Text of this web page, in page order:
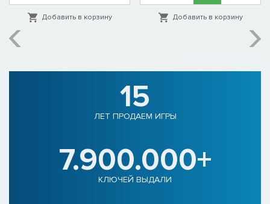
Добавить в корзину Добавить в корзину
15
ЛЕТ ПРОДАЕМ ИГРЫ
7.900.000+
КЛЮЧЕЙ ВЫДАЛИ